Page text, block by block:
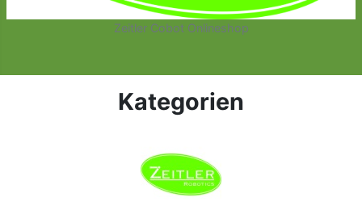
Zeitler Cobot Onlineshop
Kategorien